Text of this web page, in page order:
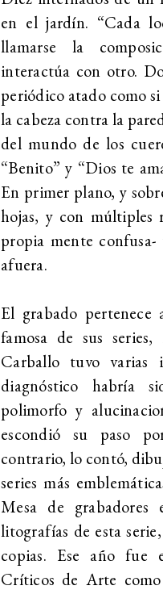
en el jardín. “Cada
llamarse la
interactúa con otro.
periódico atado como
la cabeza contra la
del mundo de los
“Benito” y “Dios te
En primer plano, y
hojas, y con múltiples
propia mente
afuera.
El grabado pertenece
famosa de sus
Carballo tuvo varias
diagnóstico habría
polimorfo y
escondió su paso
contrario, lo contó,
series más
Mesa de
litografías de esta
copias. Ese año fue
Críticos de Arte